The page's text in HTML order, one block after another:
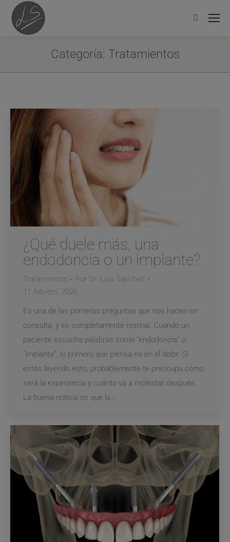
Categoría: Tratamientos
¿Qué duele más, una
endodoncia o un implante?
Tratamientos Por Dr. Luis Sánchez
11 febrero, 2026
Es una de las primeras preguntas que nos hacen en
consulta, y es completamente normal. Cuando un
paciente escucha palabras como “endodoncia” o
“implante”, lo primero que piensa es en el dolor. Si
estás leyendo esto, probablemente te preocupa cómo
será la experiencia y cuánto va a molestar después.
La buena noticia es que la…